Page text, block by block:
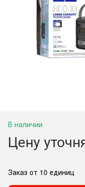
В наличии
Цену
Заказ от 10 единиц